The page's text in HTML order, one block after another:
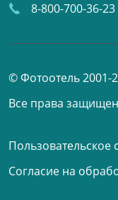
8-800-700-36-23
© Фотоотель 2001-
Все права
Пользовательское
Согласие на